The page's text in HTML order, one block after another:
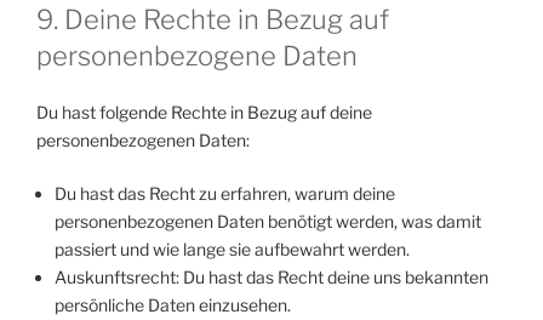
9. Deine Rechte in Bezug auf
personenbezogene Daten
Du hast folgende Rechte in Bezug auf deine
personenbezogenen Daten:
Du hast das Recht zu erfahren, warum deine
personenbezogenen Daten benötigt werden, was damit
passiert und wie lange sie aufbewahrt werden.
Auskunftsrecht: Du hast das Recht deine uns bekannten
persönliche Daten einzusehen.